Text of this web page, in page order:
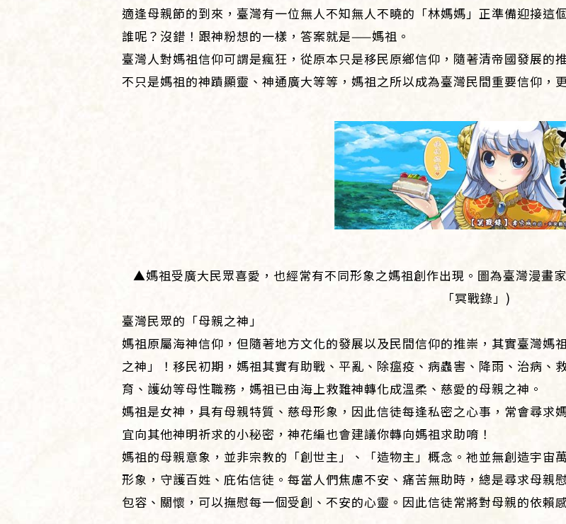
適逢母親節的到來，臺灣有一位無人不知無人不曉的「林媽媽」正準備迎接這
誰呢？沒錯！跟神粉想的一樣，答案就是——媽祖。
臺灣人對媽祖信仰可謂是瘋狂，從原本只是移民原鄉信仰，隨著清帝國發展的
不只是媽祖的神蹟顯靈、神通廣大等等，媽祖之所以成為臺灣民間重要信仰，
▲媽祖受廣大民眾喜愛，也經常有不同形象之媽祖創作出現。圖為臺灣漫畫
「冥戰錄」)
臺灣民眾的「母親之神」
媽祖原屬海神信仰，但隨著地方文化的發展以及民間信仰的推崇，其實臺灣媽
之神」！移民初期，媽祖其實有助戰、平亂、除瘟疫、病蟲害、降雨、治病、
育、護幼等母性職務，媽祖已由海上救難神轉化成溫柔、慈愛的母親之神。
媽祖是女神，具有母親特質、慈母形象，因此信徒每逢私密之心事，常會尋求
宜向其他神明祈求的小秘密，神花編也會建議你轉向媽祖求助唷！
媽祖的母親意象，並非宗教的「創世主」、「造物主」概念。祂並無創造宇宙
形象，守護百姓、庇佑信徒。每當人們焦慮不安、痛苦無助時，總是尋求母親
包容、關懷，可以撫慰每一個受創、不安的心靈。因此信徒常將對母親的依賴